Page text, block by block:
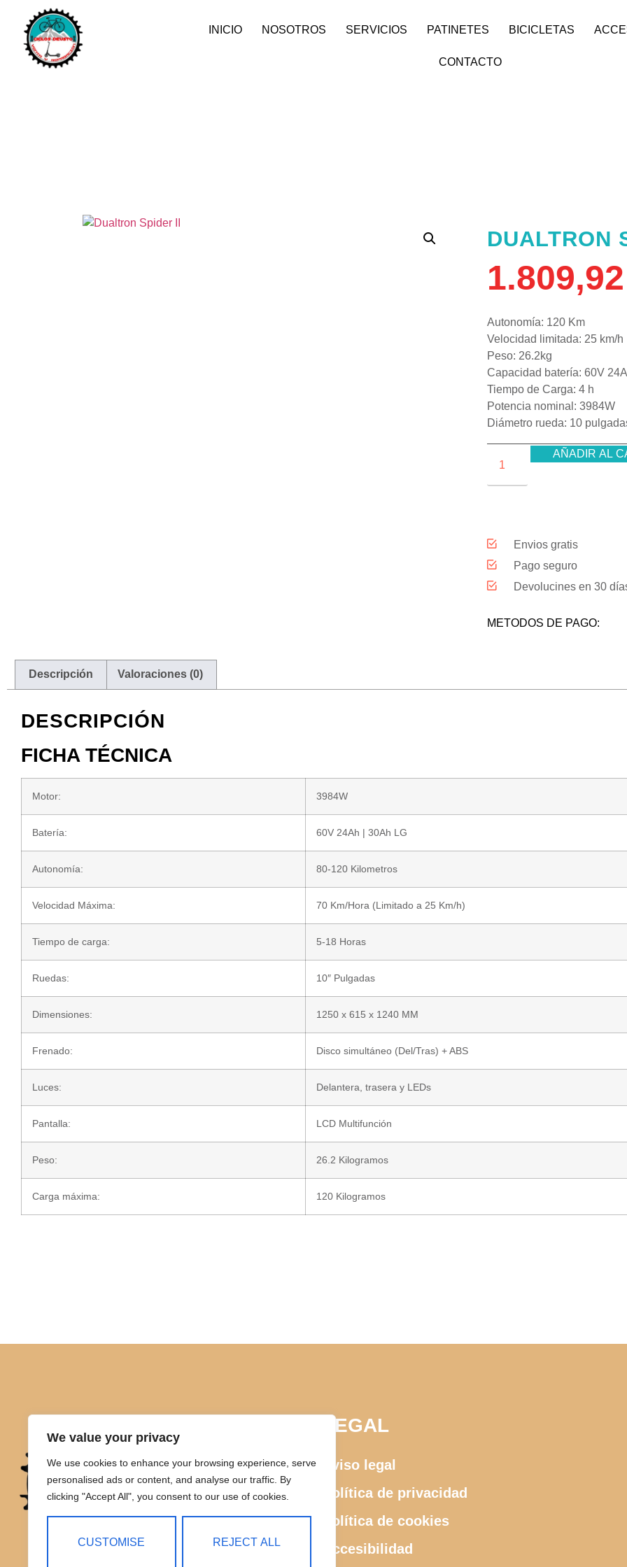
We value your privacy
We use cookies to enhance your browsing experience, serve
personalised ads or content, and analyse our traffic. By
clicking "Accept All", you consent to our use of cookies.
CUSTOMISE REJECT ALL
INICIO NOSOTROS SERVICIOS PATINETES BICICLETAS
CONTACTO
DUALTRON
1.809,92
Autonomía: 120 Km
Velocidad limitada: 25 km/h
Peso: 26.2kg
Capacidad batería: 60V
Tiempo de Carga: 4 h
Potencia nominal: 3984W
Diámetro rueda: 10
AÑADIR AL
Envios gratis
Pago seguro
Devolucines en 30
METODOS DE PAGO:
Descripción Valoraciones (0)
DESCRIPCIÓN
FICHA TÉCNICA
Motor: 3984W
Batería: 60V 24Ah | 30Ah LG
Autonomía: 80-120 Kilometros
Velocidad Máxima: 70 Km/Hora (Limitado a 25 Km/h)
Tiempo de carga: 5-18 Horas
Ruedas: 10″ Pulgadas
Dimensiones: 1250 x 615 x 1240 MM
Frenado: Disco simultáneo (Del/Tras) + ABS
Luces: Delantera, trasera y LEDs
Pantalla: LCD Multifunción
Peso: 26.2 Kilogramos
Carga máxima: 120 Kilogramos
LEGAL
Aviso legal
Política de privacidad
Política de cookies
Accesibilidad